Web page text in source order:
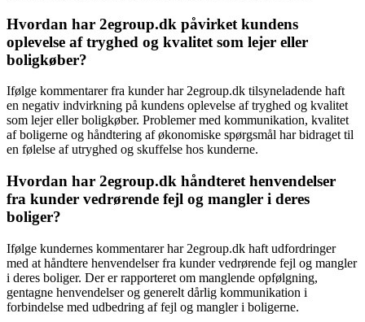
Hvordan har 2egroup.dk påvirket kundens
oplevelse af tryghed og kvalitet som lejer eller
boligkøber?
Ifølge kommentarer fra kunder har 2egroup.dk tilsyneladende haft
en negativ indvirkning på kundens oplevelse af tryghed og kvalitet
som lejer eller boligkøber. Problemer med kommunikation, kvalitet
af boligerne og håndtering af økonomiske spørgsmål har bidraget til
en følelse af utryghed og skuffelse hos kunderne.
Hvordan har 2egroup.dk håndteret henvendelser
fra kunder vedrørende fejl og mangler i deres
boliger?
Ifølge kundernes kommentarer har 2egroup.dk haft udfordringer
med at håndtere henvendelser fra kunder vedrørende fejl og mangler
i deres boliger. Der er rapporteret om manglende opfølgning,
gentagne henvendelser og generelt dårlig kommunikation i
forbindelse med udbedring af fejl og mangler i boligerne.